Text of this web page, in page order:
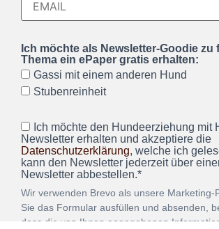
Ich möchte als Newsletter-Goodie zu
Thema ein ePaper gratis erhalten:
Gassi mit einem anderen Hund
Stubenreinheit
Ich möchte den Hundeerziehung mit
Newsletter erhalten und akzeptiere die
Datenschutzerklärung, welche ich
kann den Newsletter jederzeit über
Newsletter abbestellen.*
Wir verwenden Brevo als unsere Marketing-
Sie das Formular ausfüllen und absenden,
dass die von Ihnen angegebenen